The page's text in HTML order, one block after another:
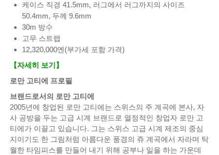
케이스 직경 41.5mm, 러그에서 러그까지의 사이즈
50.4mm, 두께 9.6mm
30m 방수
고무 스트랩
12,320,000엔(부가세 포함 가격)
【자세히 보기】
로만 고티에 프로필
브랜드로서의 로만 고티에
2005년에 창업된 로만 고티에는 스위스의 주 계곡에 본사, 자
사 공방을 두는 고급 시계 브랜드로 열정적인 창업자 로만 고
티에가 이끌고 있습니다. 그는 스위스 고급 시계 제조의 중심
지이기도 한 그림처럼 아름다운 풍경의 쥬 계곡에서 자라며 탁
월한 타임피스를 만들어 내기 위해 공부나 일을 하는 가운데